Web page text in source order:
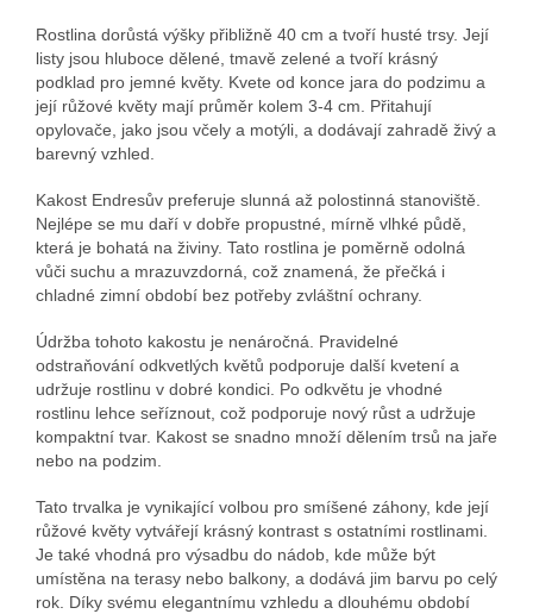
Rostlina dorůstá výšky přibližně 40 cm a tvoří husté trsy. Její
listy jsou hluboce dělené, tmavě zelené a tvoří krásný
podklad pro jemné květy. Kvete od konce jara do podzimu a
její růžové květy mají průměr kolem 3-4 cm. Přitahují
opylovače, jako jsou včely a motýli, a dodávají zahradě živý a
barevný vzhled.
Kakost Endresův preferuje slunná až polostinná stanoviště.
Nejlépe se mu daří v dobře propustné, mírně vlhké půdě,
která je bohatá na živiny. Tato rostlina je poměrně odolná
vůči suchu a mrazuvzdorná, což znamená, že přečká i
chladné zimní období bez potřeby zvláštní ochrany.
Údržba tohoto kakostu je nenáročná. Pravidelné
odstraňování odkvetlých květů podporuje další kvetení a
udržuje rostlinu v dobré kondici. Po odkvětu je vhodné
rostlinu lehce seříznout, což podporuje nový růst a udržuje
kompaktní tvar. Kakost se snadno množí dělením trsů na jaře
nebo na podzim.
Tato trvalka je vynikající volbou pro smíšené záhony, kde její
růžové květy vytvářejí krásný kontrast s ostatními rostlinami.
Je také vhodná pro výsadbu do nádob, kde může být
umístěna na terasy nebo balkony, a dodává jim barvu po celý
rok. Díky svému elegantnímu vzhledu a dlouhému období